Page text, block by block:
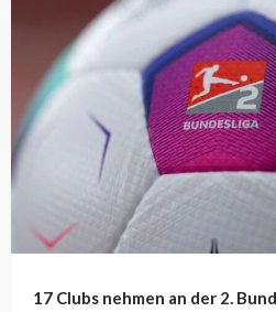
17 Clubs nehmen an der 2.